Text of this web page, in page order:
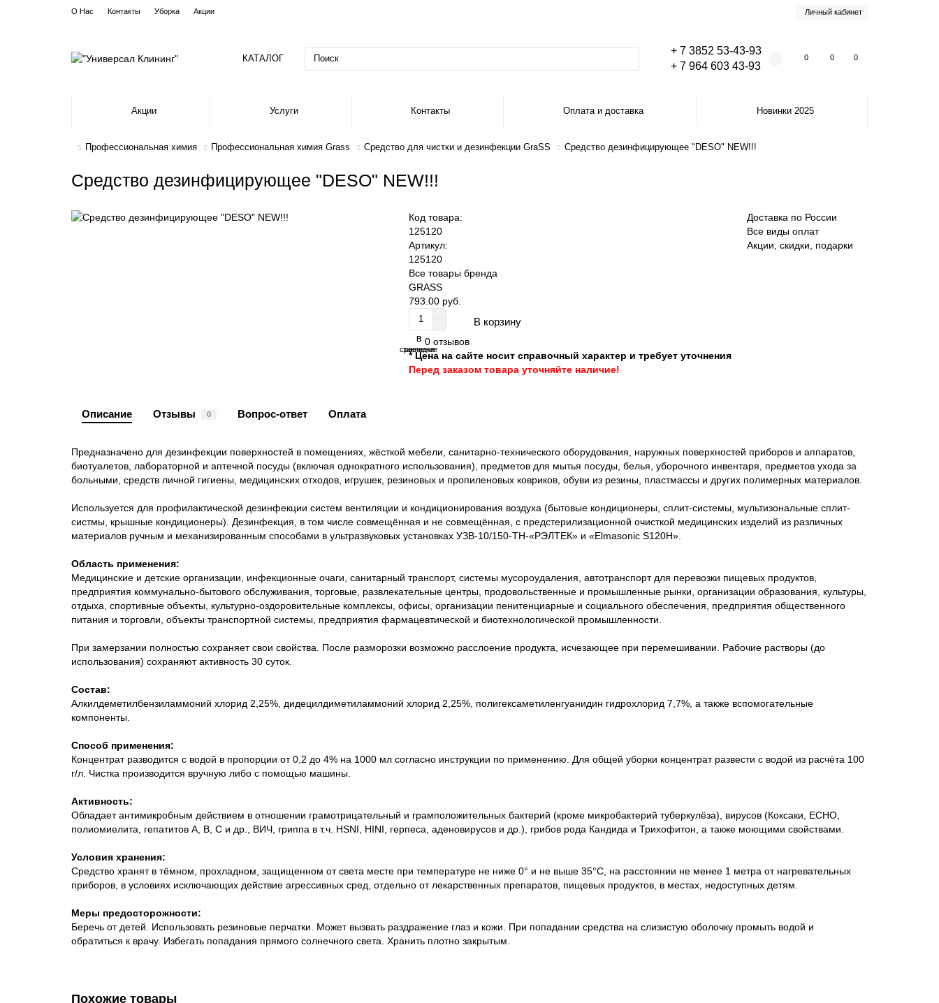
О Нас Контакты Уборка Акции Личный кабинет
КАТАЛОГ
+ 7 3852 53-43-93
+ 7 964 603 43-93
0 0 0
Акции Услуги Контакты Оплата и доставка Новинки 2025
Профессиональная химия Профессиональная химия Grass Средство для чистки и дезинфекции GraSS Средство дезинфицирующее "DESO" NEW!!!
Средство дезинфицирующее "DESO" NEW!!!
Код товара:
125120
Артикул:
125120
Все товары бренда
GRASS
793.00 руб.
В корзину
В
закладки
В
сравнение
0 отзывов
* Цена на сайте носит справочный характер и требует уточнения
Перед заказом товара уточняйте наличие!
Доставка по России
Все виды оплат
Акции, скидки, подарки
Описание Отзывы 0 Вопрос-ответ Оплата
Предназначено для дезинфекции поверхностей в помещениях, жёсткой мебели, санитарно-технического оборудования, наружных поверхностей приборов и аппаратов,
биотуалетов, лабораторной и аптечной посуды (включая однократного использования), предметов для мытья посуды, белья, уборочного инвентаря, предметов ухода за
больными, средств личной гигиены, медицинских отходов, игрушек, резиновых и пропиленовых ковриков, обуви из резины, пластмассы и других полимерных материалов.
Используется для профилактической дезинфекции систем вентиляции и кондиционирования воздуха (бытовые кондиционеры, сплит-системы, мультизональные сплит-
систмы, крышные кондиционеры). Дезинфекция, в том числе совмещённая и не совмещённая, с предстерилизационной очисткой медицинских изделий из различных
материалов ручным и механизированным способами в ультразвуковых установках УЗВ-10/150-ТН-«РЭЛТЕК» и «Elmasonic S120H».
Область применения:
Медицинские и детские организации, инфекционные очаги, санитарный транспорт, системы мусороудаления, автотранспорт для перевозки пищевых продуктов,
предприятия коммунально-бытового обслуживания, торговые, развлекательные центры, продовольственные и промышленные рынки, организации образования, культуры,
отдыха, спортивные объекты, культурно-оздоровительные комплексы, офисы, организации пенитенциарные и социального обеспечения, предприятия общественного
питания и торговли, объекты транспортной системы, предприятия фармацевтической и биотехнологической промышленности.
При замерзании полностью сохраняет свои свойства. После разморозки возможно расслоение продукта, исчезающее при перемешивании. Рабочие растворы (до
использования) сохраняют активность 30 суток.
Состав:
Алкилдеметилбензиламмоний хлорид 2,25%, дидецилдиметиламмоний хлорид 2,25%, полигексаметиленгуанидин гидрохлорид 7,7%, а также вспомогательные
компоненты.
Способ применения:
Концентрат разводится с водой в пропорции от 0,2 до 4% на 1000 мл согласно инструкции по применению. Для общей уборки концентрат развести с водой из расчёта 100
г/л. Чистка производится вручную либо с помощью машины.
Активность:
Обладает антимикробным действием в отношении грамотрицательный и грамположительных бактерий (кроме микробактерий туберкулёза), вирусов (Коксаки, ЕСНО,
полиомиелита, гепатитов А, В, С и др., ВИЧ, гриппа в т.ч. HSNI, HINI, герпеса, аденовирусов и др.), грибов рода Кандида и Трихофитон, а также моющими свойствами.
Условия хранения:
Средство хранят в тёмном, прохладном, защищенном от света месте при температуре не ниже 0° и не выше 35°С, на расстоянии не менее 1 метра от нагревательных
приборов, в условиях исключающих действие агрессивных сред, отдельно от лекарственных препаратов, пищевых продуктов, в местах, недоступных детям.
Меры предосторожности:
Беречь от детей. Использовать резиновые перчатки. Может вызвать раздражение глаз и кожи. При попадании средства на слизистую оболочку промыть водой и
обратиться к врачу. Избегать попадания прямого солнечного света. Хранить плотно закрытым.
Похожие товары